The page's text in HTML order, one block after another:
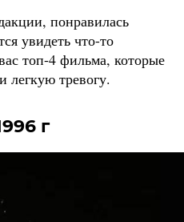
понравилась
увидеть что-то
топ-4 фильма, которые
легкую тревогу.
г